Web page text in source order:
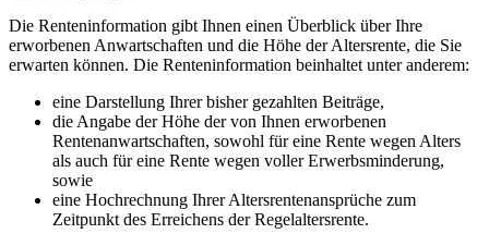
Die Renteninformation gibt Ihnen einen Überblick über Ihre
erworbenen Anwartschaften und die Höhe der Altersrente, die Sie
erwarten können. Die Renteninformation beinhaltet unter anderem:
eine Darstellung Ihrer bisher gezahlten Beiträge,
die Angabe der Höhe der von Ihnen erworbenen
Rentenanwartschaften, sowohl für eine Rente wegen Alters
als auch für eine Rente wegen voller Erwerbsminderung,
sowie
eine Hochrechnung Ihrer Altersrentenansprüche zum
Zeitpunkt des Erreichens der Regelaltersrente.